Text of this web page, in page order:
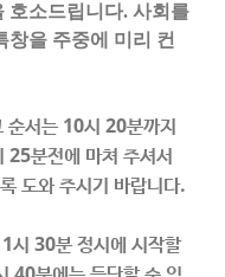
호소드립니다. 사회를
창을 주중에 미리 컨
순서는10시 20분까지
25분전에 마쳐 주셔서
도와 주시기 바랍니다.
시 30분 정시에 시작할